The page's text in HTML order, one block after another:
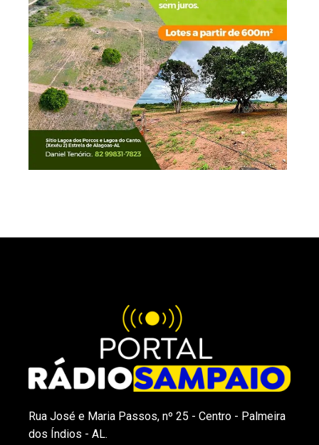
Rua José e Maria Passos, nº 25 - Centro - Palmeira
dos Índios - AL.